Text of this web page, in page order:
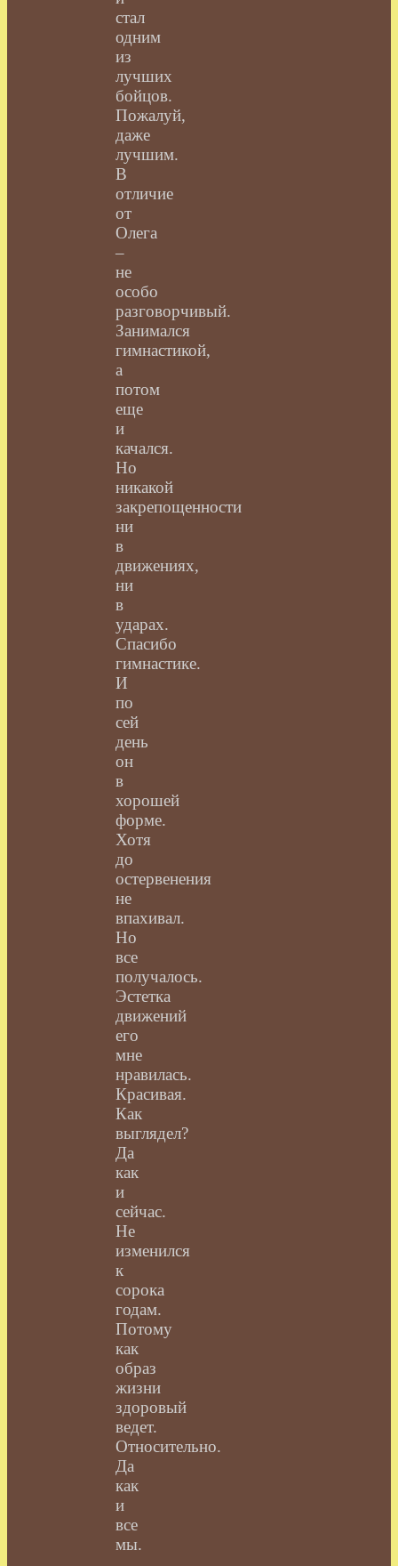
стал
одним
из
лучших
бойцов.
Пожалуй,
даже
лучшим.
В
отличие
от
Олега
–
не
особо
разговорчивый.
Занимался
гимнастикой,
а
потом
еще
и
качался.
Но
никакой
закрепощенности
ни
в
движениях,
ни
в
ударах.
Спасибо
гимнастике.
И
по
сей
день
он
в
хорошей
форме.
Хотя
до
остервенения
не
впахивал.
Но
все
получалось.
Эстетка
движений
его
мне
нравилась.
Красивая.
Как
выглядел?
Да
как
и
сейчас.
Не
изменился
к
сорока
годам.
Потому
как
образ
жизни
здоровый
ведет.
Относительно.
Да
как
и
все
мы.